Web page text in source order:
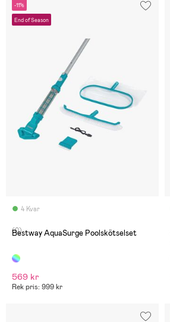
-11%
End of Season
4 Kvar
(0)
Bestway AquaSurge Poolskötselset
569 kr
Rek pris: 999 kr